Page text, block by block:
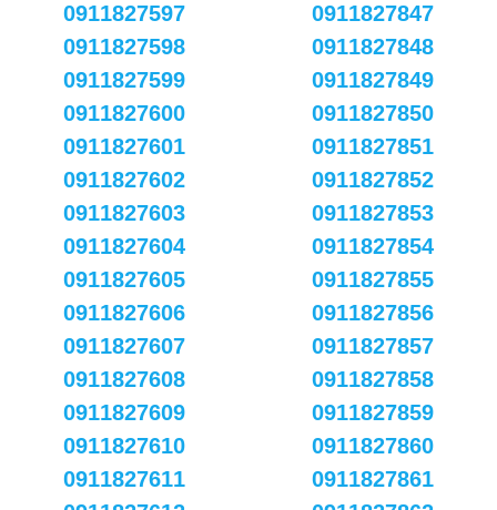
0911827597
0911827598
0911827599
0911827600
0911827601
0911827602
0911827603
0911827604
0911827605
0911827606
0911827607
0911827608
0911827609
0911827610
0911827611
0911827847
0911827848
0911827849
0911827850
0911827851
0911827852
0911827853
0911827854
0911827855
0911827856
0911827857
0911827858
0911827859
0911827860
0911827861